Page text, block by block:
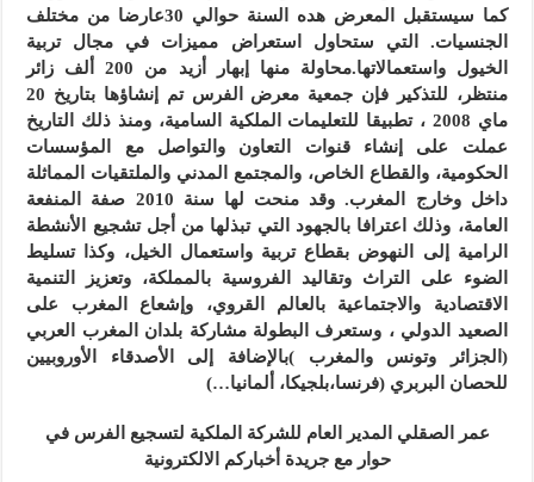
كما سيستقبل المعرض هده السنة حوالي 30عارضا من مختلف
الجنسيات. التي ستحاول استعراض مميزات في مجال تربية
الخيول واستعمالاتها.محاولة منها إبهار أزيد من 200 ألف زائر
منتظر، للتذكير فإن جمعية معرض الفرس تم إنشاؤها بتاريخ 20
ماي 2008 ، تطبيقا للتعليمات الملكية السامية، ومنذ ذلك التاريخ
عملت على إنشاء قنوات التعاون والتواصل مع المؤسسات
الحكومية، والقطاع الخاص، والمجتمع المدني والملتقيات المماثلة
داخل وخارج المغرب. وقد منحت لها سنة 2010 صفة المنفعة
العامة، وذلك اعترافا بالجهود التي تبذلها من أجل تشجيع الأنشطة
الرامية إلى النهوض بقطاع تربية واستعمال الخيل، وكذا تسليط
الضوء على التراث وتقاليد الفروسية بالمملكة، وتعزيز التنمية
الاقتصادية والاجتماعية بالعالم القروي، وإشعاع المغرب على
الصعيد الدولي ، وستعرف البطولة مشاركة بلدان المغرب العربي
(الجزائر وتونس والمغرب )بالإضافة إلى الأصدقاء الأوروبيين
للحصان البربري (فرنسا،بلجيكا، ألمانيا…)
عمر الصقلي المدير العام للشركة الملكية لتسجيع الفرس في
حوار مع جريدة أخباركم الالكترونية